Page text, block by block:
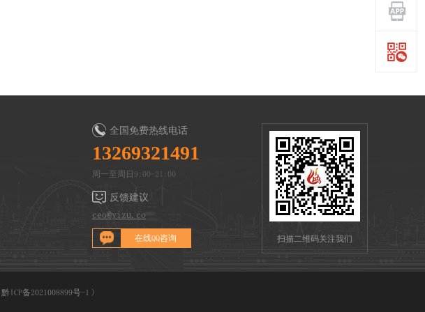
全国免费热线电话
13269321491
周一至周日9:00-21:00
反馈建议
ceo@yizu.co
在线QQ咨询 扫描二维码关注我们
黔ICP备2021008899号-1 )